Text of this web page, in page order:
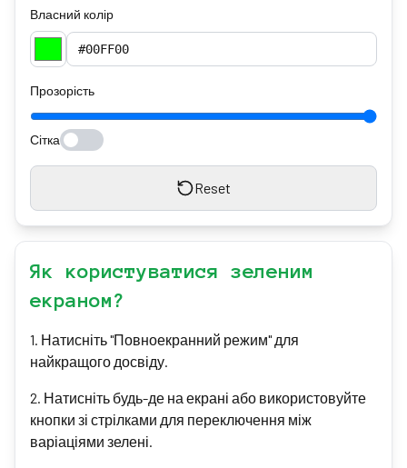
Власний колір
Прозорість
Сітка
Reset
Як користуватися зеленим
екраном?
1. Натисніть "Повноекранний режим" для
найкращого досвіду.
2. Натисніть будь-де на екрані або використовуйте
кнопки зі стрілками для переключення між
варіаціями зелені.